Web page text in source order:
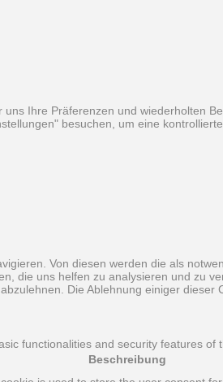
Ihre Präferenzen und wiederholten
besuchen, um eine
Von diesen werden die als
die uns helfen zu analysieren und zu
Die Ablehnung einiger dieser
functionalities and security features of
Beschreibung